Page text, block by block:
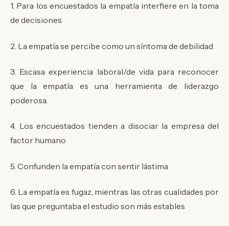
1. Para los encuestados la empatía interfiere en la toma
de decisiones
2. La empatía se percibe como un síntoma de debilidad
3. Escasa experiencia laboral/de vida para reconocer
que la empatía es una herramienta de liderazgo
poderosa.
4. Los encuestados tienden a disociar la empresa del
factor humano
5. Confunden la empatía con sentir lástima
6. La empatía es fugaz, mientras las otras cualidades por
las que preguntaba el estudio son más estables